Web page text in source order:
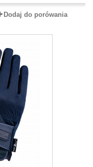
Dodaj do porówania